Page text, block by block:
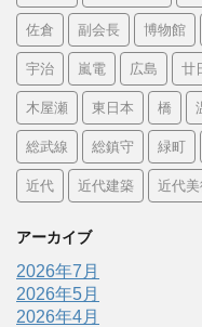
佐倉 副会長 博物館
宇治 嵐電 広島 廿
木屋瀬 東日本 橋
総武線 総鎮守 緑町
近代 近代建築 近代
アーカイブ
2026年7月
2026年5月
2026年4月